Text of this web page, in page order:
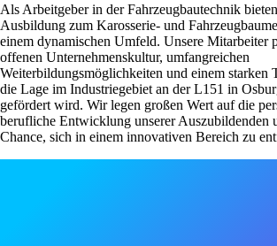
Als Arbeitgeber in der Fahrzeugbautechnik
Ausbildung zum Karosserie- und
einem dynamischen Umfeld. Unsere Mitarbeiter
offenen Unternehmenskultur, umfangreichen
Weiterbildungsmöglichkeiten und einem starken
die Lage im Industriegebiet an der L151 in
gefördert wird. Wir legen großen Wert auf die
berufliche Entwicklung unserer Auszubildenden
Chance, sich in einem innovativen Bereich zu